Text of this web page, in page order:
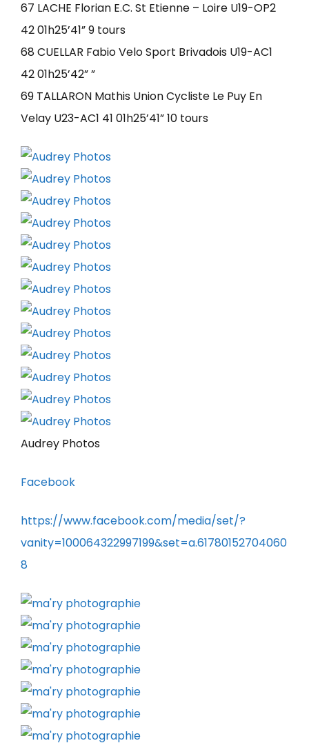
67 LACHE Florian E.C. St Etienne – Loire U19-OP2
42 01h25’41” 9 tours
68 CUELLAR Fabio Velo Sport Brivadois U19-AC1
42 01h25’42” ”
69 TALLARON Mathis Union Cycliste Le Puy En
Velay U23-AC1 41 01h25’41” 10 tours
Audrey Photos
Facebook
https://www.facebook.com/media/set/?
vanity=100064322997199&set=a.61780152704060
8